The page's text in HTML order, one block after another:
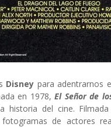
Disney para adentrarnos
en 1978, El Señor de
historia del cine.
de actores